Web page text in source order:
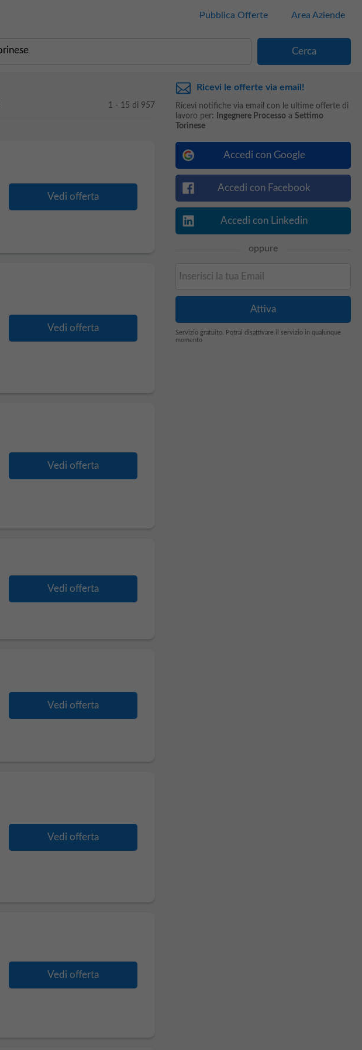
Pubblica Offerte Area Aziende
1 - 15 di 957
Vedi offerta
Vedi offerta
Vedi offerta
Vedi offerta
Vedi offerta
Vedi offerta
Vedi offerta
Ricevi le offerte via email!
Ricevi notifiche via email con le ultime offerte di
lavoro per:
Ingegnere Processoa Settimo
Torinese
Accedi con Google
Accedi con Facebook
Accedi con Linkedin
oppure
Servizio gratuito. Potrai disattivare il servizio in qualunque
momento